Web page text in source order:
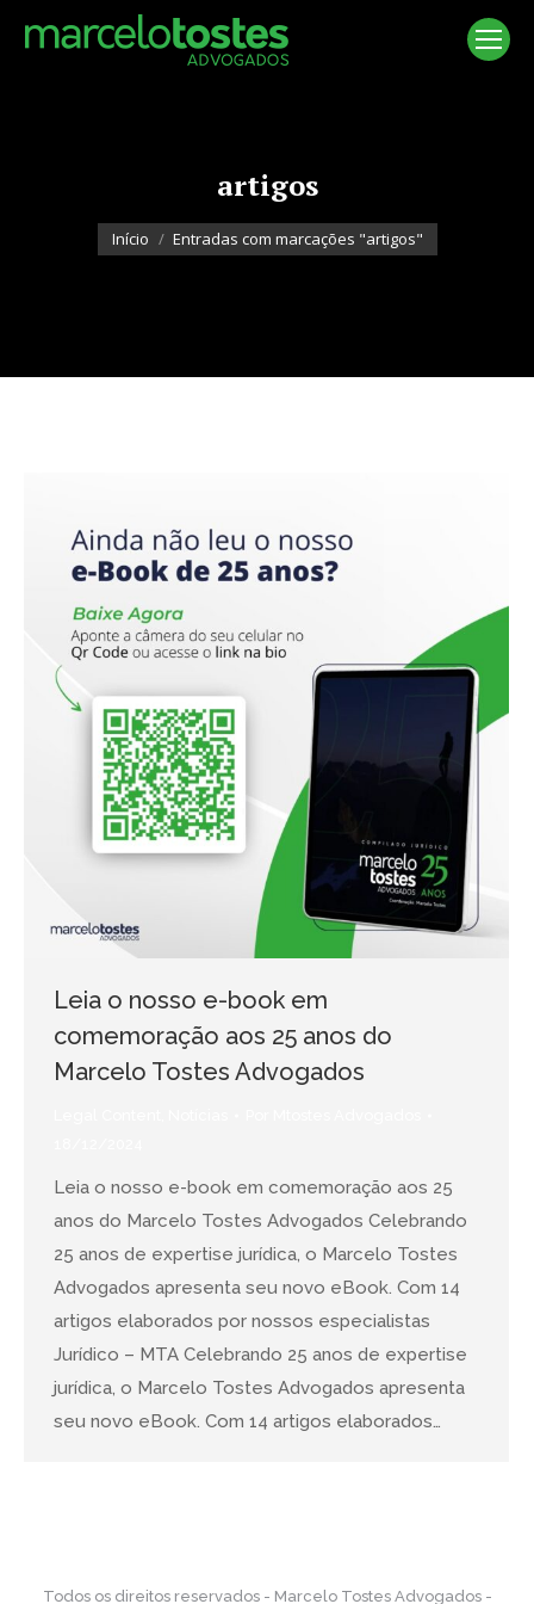
artigos
Você está aqui:
Início Entradas com marcações "artigos"
Leia o nosso e-book em
comemoração aos 25 anos do
Marcelo Tostes Advogados
Leia o nosso e-book em comemoração aos 25
anos do Marcelo Tostes Advogados Celebrando
25 anos de expertise jurídica, o Marcelo Tostes
Advogados apresenta seu novo eBook. Com 14
artigos elaborados por nossos especialistas
Jurídico – MTA Celebrando 25 anos de expertise
jurídica, o Marcelo Tostes Advogados apresenta
seu novo eBook. Com 14 artigos elaborados…
Todos os direitos reservados - Marcelo Tostes Advogados -